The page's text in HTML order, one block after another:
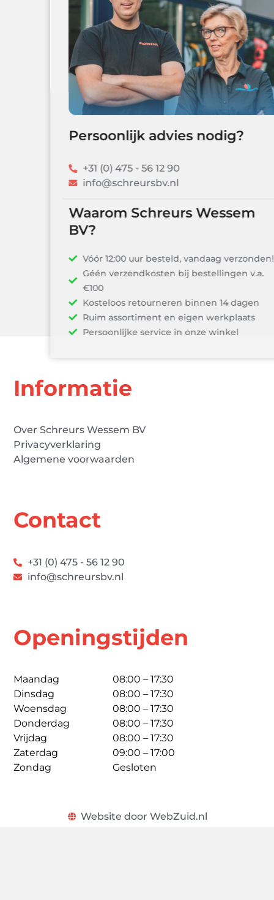
Persoonlijk advies nodig?
+31 (0) 475 - 56 12 90
info@schreursbv.nl
Waarom Schreurs Wessem
Vóór 12:00 uur besteld, vandaag verzonden!
Géén verzendkosten bij bestellingen v.a.
Kosteloos retourneren binnen 14 dagen
Ruim assortiment en eigen werkplaats
Persoonlijke service in onze winkel
Informatie
Over Schreurs Wessem BV
Privacyverklaring
Algemene voorwaarden
Contact
+31 (0) 475 - 56 12 90
info@schreursbv.nl
Openingstijden
Maandag
Dinsdag
Woensdag
Donderdag
Vrijdag
Zaterdag
Zondag
08:00 – 17:30
08:00 – 17:30
08:00 – 17:30
08:00 – 17:30
08:00 – 17:30
09:00 – 17:00
Gesloten
Website door WebZuid.nl